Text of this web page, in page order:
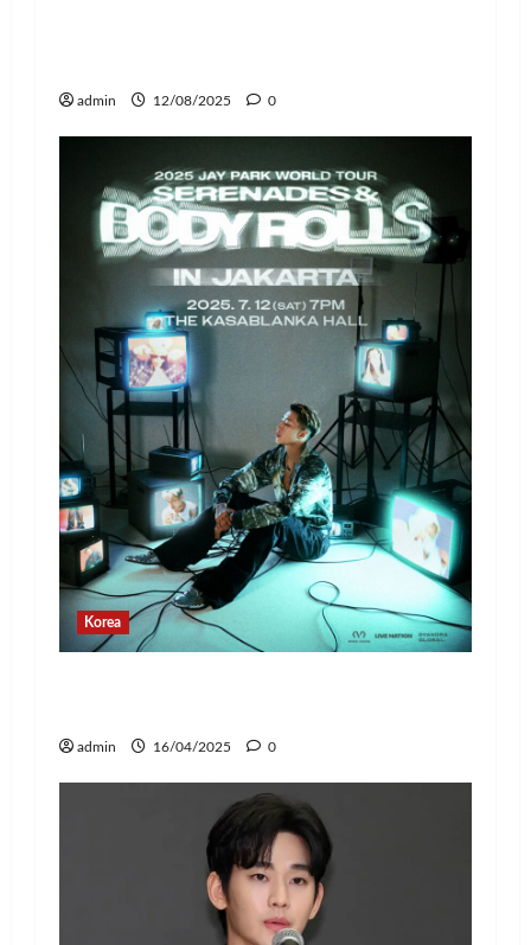
admin 12/08/2025 0
Korea
admin 16/04/2025 0